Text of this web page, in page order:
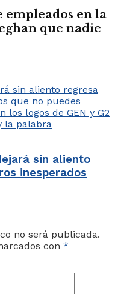
empleados en la
que nadie
sin aliento
inesperados
no será publicada.
con *